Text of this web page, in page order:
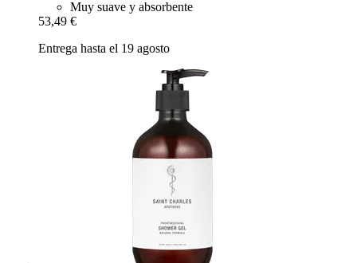
Muy suave y absorbente
53,49 €
Entrega hasta el 19 agosto